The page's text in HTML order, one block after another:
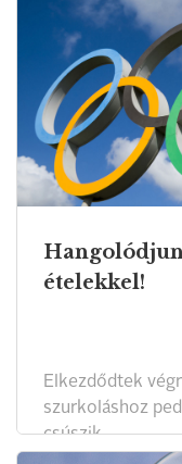
ételekkel!
Elkezdődtek
szurkoláshoz
csúszik.